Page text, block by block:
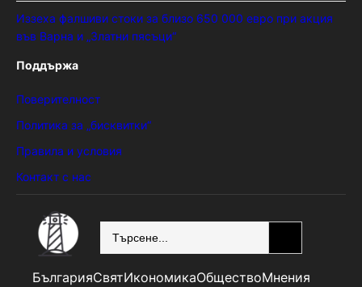
Иззеха фалшиви стоки за близо 650 000 евро при акция
във Варна и „Златни пясъци“
Поддържа
Поверителност
Политика за „бисквитки“
Правила и условия
Контакт с нас
БългарияСвятИкономикаОбществоМнения